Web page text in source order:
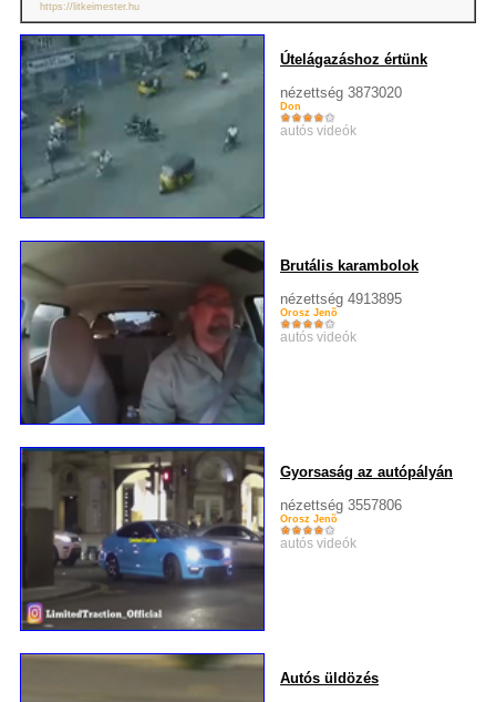
https://litkeimester.hu
Útelágazáshoz értünk
nézettség 3873020
Don
autós videók
Brutális karambolok
nézettség 4913895
Orosz Jenõ
autós videók
Gyorsaság az autópályán
nézettség 3557806
Orosz Jenõ
autós videók
Autós üldözés